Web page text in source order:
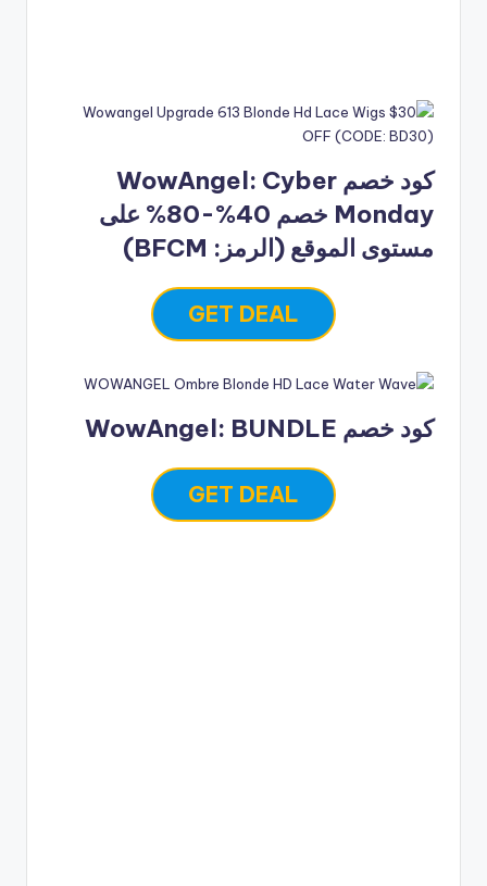
كود خصم WowAngel: Cyber
Monday خصم 40%-80% على
مستوى الموقع (الرمز: BFCM)
GET DEAL
كود خصم WowAngel: BUNDLE
GET DEAL